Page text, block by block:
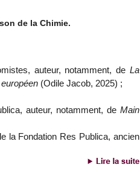
de la Chimie.
auteur, notamment, deLa
(Odile Jacob, 2025) ;
auteur, notamment, de Main
la Fondation Res Publica, ancien